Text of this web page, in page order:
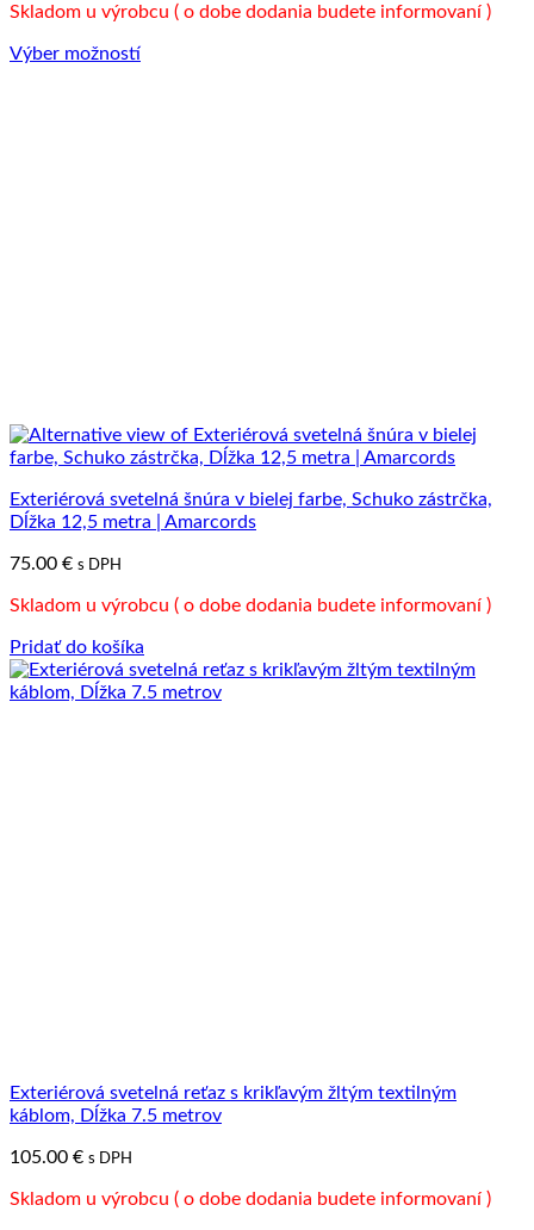
Skladom u výrobcu ( o dobe dodania budete informovaní )
Výber možností
Exteriérová svetelná šnúra v bielej farbe, Schuko zástrčka,
Dĺžka 12,5 metra | Amarcords
75.00 € s DPH
Skladom u výrobcu ( o dobe dodania budete informovaní )
Pridať do košíka
Exteriérová svetelná reťaz s krikľavým žltým textilným
káblom, Dĺžka 7.5 metrov
105.00 € s DPH
Skladom u výrobcu ( o dobe dodania budete informovaní )